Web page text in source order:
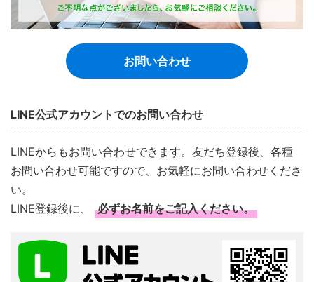
お問い合わせ
LINE公式アカウントでのお問い合わせ
LINEからもお問い合わせできます。友だち登録後、各種
お問い合わせ可能ですので、お気軽にお問い合わせくださ
い。
LINE登録後に、
必ずお名前をご記入ください。